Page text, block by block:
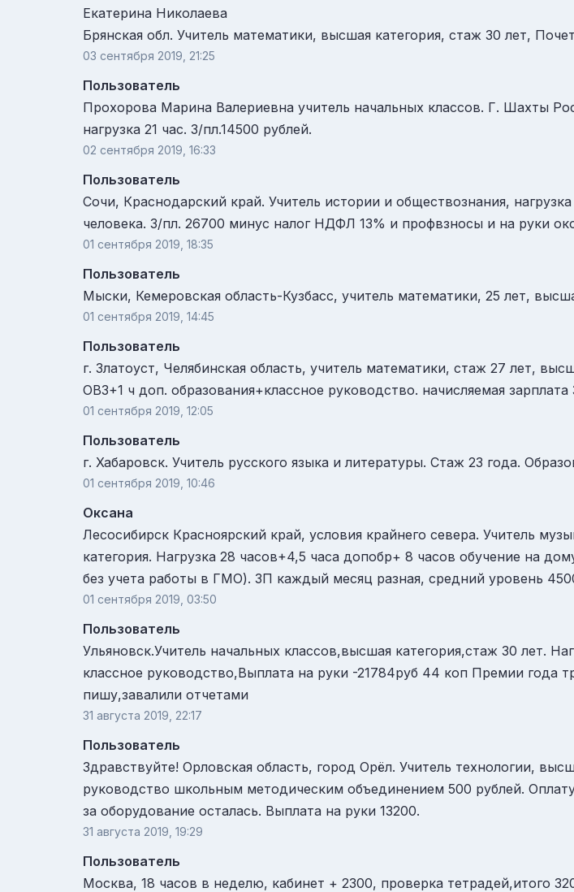
Екатерина Николаева
Брянская обл. Учитель математики, высшая категория, стаж 30 лет,
03 сентября 2019, 21:25
Пользователь
Прохорова Марина Валериевна учитель начальных классов. Г. Шахты
нагрузка 21 час. З/пл.14500 рублей.
02 сентября 2019, 16:33
Пользователь
Сочи, Краснодарский край. Учитель истории и обществознания,
человека. З/пл. 26700 минус налог НДФЛ 13% и профвзносы и на руки
01 сентября 2019, 18:35
Пользователь
Мыски, Кемеровская область-Кузбасс, учитель математики, 25 лет,
01 сентября 2019, 14:45
Пользователь
г. Златоуст, Челябинская область, учитель математики, стаж 27 лет,
ОВЗ+1 ч доп. образования+классное руководство. начисляемая
01 сентября 2019, 12:05
Пользователь
г. Хабаровск. Учитель русского языка и литературы. Стаж 23 года.
01 сентября 2019, 10:46
Оксана
Лесосибирск Красноярский край, условия крайнего севера. Учитель
категория. Нагрузка 28 часов+4,5 часа допобр+ 8 часов обучение на
без учета работы в ГМО). ЗП каждый месяц разная, средний уровень
01 сентября 2019, 03:50
Пользователь
Ульяновск.Учитель начальных классов,высшая категория,стаж 30 лет.
классное руководство,Выплата на руки -21784руб 44 коп Премии года
пишу,завалили отчетами
31 августа 2019, 22:17
Пользователь
Здравствуйте! Орловская область, город Орёл. Учитель технологии,
руководство школьным методическим объединением 500 рублей.
за оборудование осталась. Выплата на руки 13200.
31 августа 2019, 19:29
Пользователь
Москва, 18 часов в неделю, кабинет + 2300, проверка тетрадей,итого